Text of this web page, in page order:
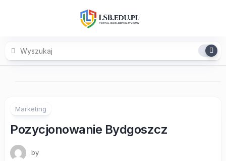
Marketing
Pozycjonowanie Bydgoszcz
by